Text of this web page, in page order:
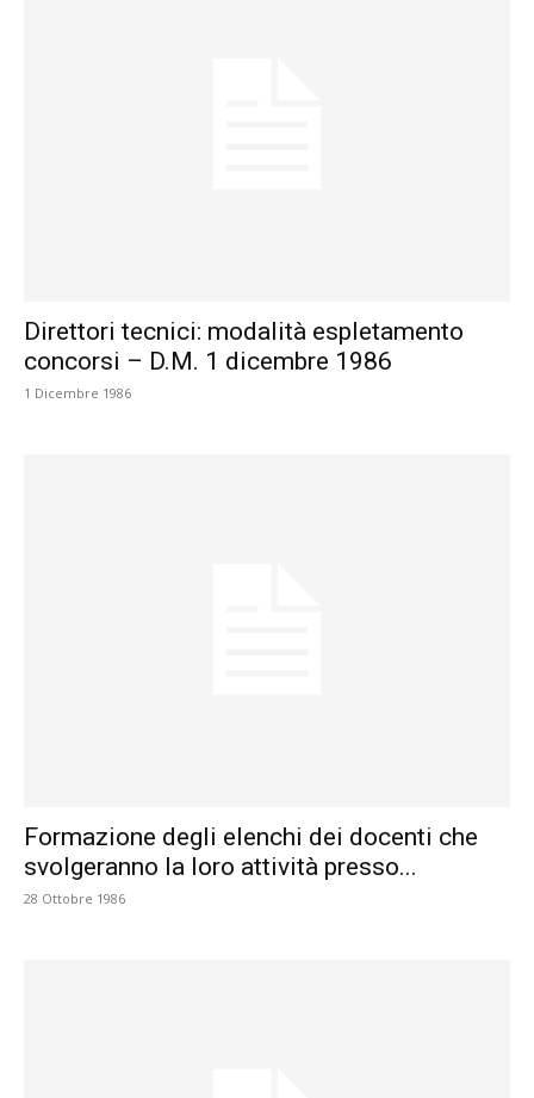
Direttori tecnici: modalità espletamento
concorsi – D.M. 1 dicembre 1986
1 Dicembre 1986
Formazione degli elenchi dei docenti che
svolgeranno la loro attività presso...
28 Ottobre 1986